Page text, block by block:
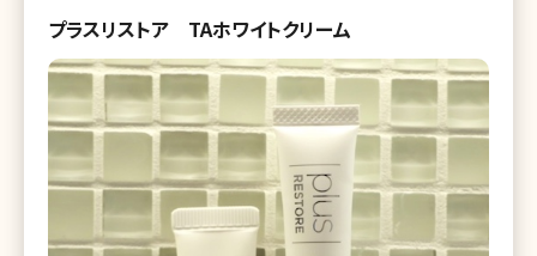
プラスリストア TAホワイトクリーム